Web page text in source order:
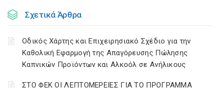
Σχετικά Άρθρα
Οδικός Χάρτης και Επιχειρησιακό Σχέδιο για την
Καθολική Εφαρμογή της Απαγόρευσης Πώλησης
Καπνικών Προϊόντων και Αλκοόλ σε Ανήλικους
ΣΤΟ ΦΕΚ ΟΙ ΛΕΠΤΟΜΕΡΕΙΕΣ ΓΙΑ ΤΟ ΠΡΟΓΡΑΜΜΑ